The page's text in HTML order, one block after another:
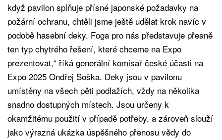
když pavilon splňuje přísné japonské požadavky na
požární ochranu, chtěli jsme ještě udělat krok navíc v
podobě hasební deky. Foga pro nás představuje přesně
ten typ chytrého řešení, které chceme na Expo
prezentovat,“ říká generální komisař české účasti na
Expo 2025 Ondřej Soška. Deky jsou v pavilonu
umístěny na všech pěti podlažích, vždy na několika
snadno dostupných místech. Jsou určeny k
okamžitému použití v případě potřeby, a zároveň slouží
jako výrazná ukázka úspěšného přenosu vědy do